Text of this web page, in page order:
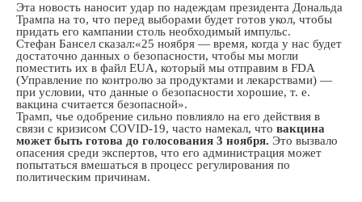
Эта новость наносит удар по надеждам президента Дональда
Трампа на то, что перед выборами будет готов укол, чтобы
придать его кампании столь необходимый импульс.
Стефан Бансел сказал:«25 ноября — время, когда у нас будет
достаточно данных о безопасности, чтобы мы могли
поместить их в файл EUA, который мы отправим в FDA
(Управление по контролю за продуктами и лекарствами) —
при условии, что данные о безопасности хорошие, т. е.
вакцина считается безопасной».
Трамп, чье одобрение сильно повлияло на его действия в
связи с кризисом COVID-19, часто намекал, что вакцина
может быть готова до голосования 3 ноября. Это вызвало
опасения среди экспертов, что его администрация может
попытаться вмешаться в процесс регулирования по
политическим причинам.